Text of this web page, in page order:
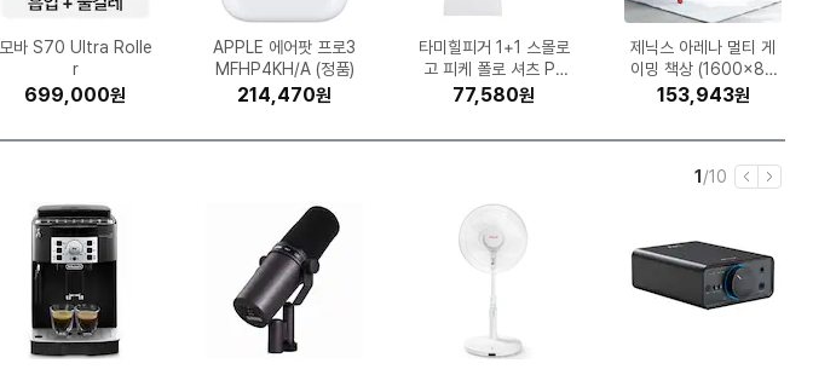
모바 S70 Ultra Rolle
r
699,000원
APPLE 에어팟 프로3
MFHP4KH/A (정품)
214,470원
타미힐피거 1+1 스몰로
고 피케 폴로 셔츠 PK
반팔_13H18
77,580원
제닉스 아레나 멀티 게
이밍 책상 (1600x80
0)
153,943원
미닉스 더 플렌더 Max
MNFD-200G (일반구
매)
449,900원
허먼밀러 뉴 에어론 풀
체어+호환 헤드레스트
해외구매 (B size)
952,900원
캘러웨이 패러다임 Ai
스모크 맥스 드라이버
(정품)
465,890원
나이키 레볼루션 8 HJ
9198-003 (공식판매
처)
51,264원
크록스 바야밴드 클로그
205089-066
26,090원
엑스지미 호라이즌 20
MAX (정품)
3,819,500원
오므론 HEM-7156T
113,410원
APPLE 2025 iPad Pr
o 11 M5 (256GB)
1,689,770원
보이스캐디 T13 프로
429,310원
무아스 3D LED 벽시계
빅플러스 화이트
26,990원
ESSENCORE KLEVV
DDR5-5600 CL46
파인인포 (16GB)
324,600원
LG전자 휘센 SQ06EZ
1WBS ((전국)기본설치
비 포함)
524,990원
혼다 슈퍼커브110
2,739,990원
AMD 라이젠7-6세대
9800X3D (그래니트
릿지) (멀티팩 정품)
690,660원
에이션패션 폴햄 쿨맥스
스트레치 슬림 슬랙스 P
HD2PP1032
8,210원
삼성전자 SL-C513W
(기본토너)
242,000원
네파 하이플로우 쿠시
고어텍스 7JC7620
64,800원
동서식품 맥심 모카골드
마일드 커피믹스 스틱 4
00개입 (1개)
54,610원
Brother 정품 무한 DC
P-T730DW (무한잉
크)
299,000원
허먼밀러 뉴 에어론 풀
체어 (B size)
1,342,930원
포켓몬코리아 포켓몬카
드 스칼렛 바이올렛 강
화 확장팩 레이징서프 3
20,500원
파인디지털 파인뷰 X7
700 프로 2채널 (32G
B)
211,650원
삼성전자 정품 MLT-K2
50L 검정
143,770원
보이스캐디 SL 미니 더
블랙
327,110원
롯데정밀화학 유록스 요
소수 10L (1개)
8,400원
삼성전자 DDR5-560
0 (16GB)
353,690원
노스페이스 액티비스트
보아 고어텍스 NS95P
04A
94,050원
Epson 정품 무한 L32
56 (무한잉크)
206,000원
UGREEN DXP4800
Plus (하드미포함)
1,079,000원
GIGABYTE B650M
K 제이씨현
110,240원
GS칼텍스 킥스 파오 10
0 0W30 1L (1개)
11,160원
모토벨로 KG9 DUAL
(48V, 8Ah)
998,000원
스파클 생수 무라벨 2L
(30개)
15,020원
삼성전자 갤럭시워치8
40mm 블루투스 (정품)
254,350원
글락소스미스클라인 센
소다인 오리지널 플러스
치약 100g (6개)
20,320원
롯데칠성음료 펩시콜라
제로슈거 라임향 1.25L
(12개)
11,000원
현
1 /전
10
이 다